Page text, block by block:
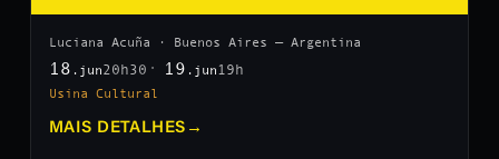
Luciana Acuña · Buenos Aires — Argentina
18 .jun20h30 19 .jun 19h
Usina Cultural
MAIS DETALHES →